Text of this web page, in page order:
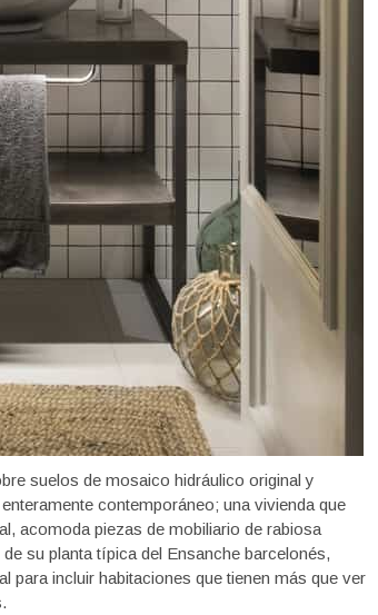
suelos de mosaico hidráulico original y
contemporáneo; una vivienda que
acomoda piezas de mobiliario de rabiosa
su planta típica del Ensanche barcelonés,
para incluir habitaciones que tienen más que ver